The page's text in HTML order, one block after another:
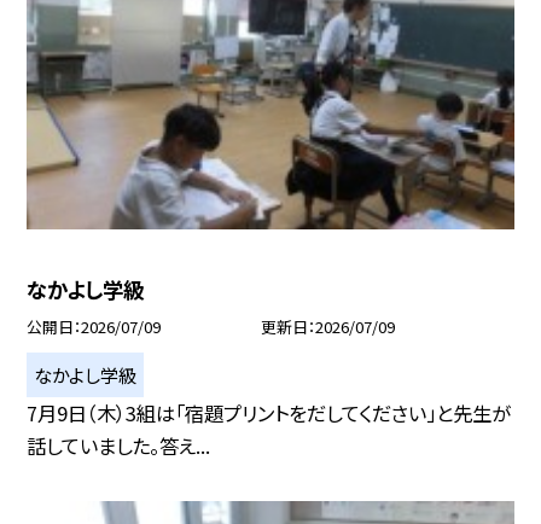
なかよし学級
公開日 2026/07/09 更新日 2026/07/09
なかよし学級
7月9日（木）3組は「宿題プリントをだしてください」と先生が
話していました。答え...